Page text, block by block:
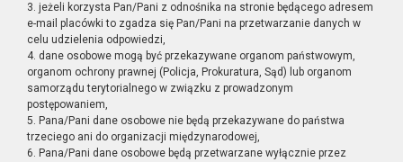
3. jeżeli korzysta Pan/Pani z odnośnika na stronie będącego adresem
e-mail placówki to zgadza się Pan/Pani na przetwarzanie danych w
celu udzielenia odpowiedzi,
4. dane osobowe mogą być przekazywane organom państwowym,
organom ochrony prawnej (Policja, Prokuratura, Sąd) lub organom
samorządu terytorialnego w związku z prowadzonym
postępowaniem,
5. Pana/Pani dane osobowe nie będą przekazywane do państwa
trzeciego ani do organizacji międzynarodowej,
6. Pana/Pani dane osobowe będą przetwarzane wyłącznie przez